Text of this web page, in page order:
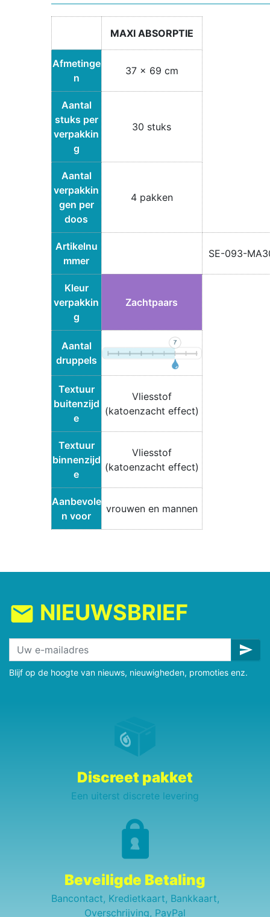
MAXI ABSORPTIE
Afmetinge
n
37 x 69 cm
Aantal
stuks per
verpakkin
g
30 stuks
Aantal
verpakkin
gen per
doos
4 pakken
Artikelnu
mmer
SE-093-
Kleur
verpakkin
g
Zachtpaars
Aantal
druppels
Textuur
buitenzijd
e
Vliesstof
(katoenzacht effect)
Textuur
binnenzijd
e
Vliesstof
(katoenzacht effect)
Aanbevole
n voor
vrouwen en mannen
mail NIEUWSBRIEF
send
Blijf op de hoogte van nieuws, nieuwigheden, promoties enz.
Discreet pakket
Een uiterst discrete levering
Beveiligde Betaling
Bancontact, Kredietkaart, Bankkaart,
Overschrijving, PayPal